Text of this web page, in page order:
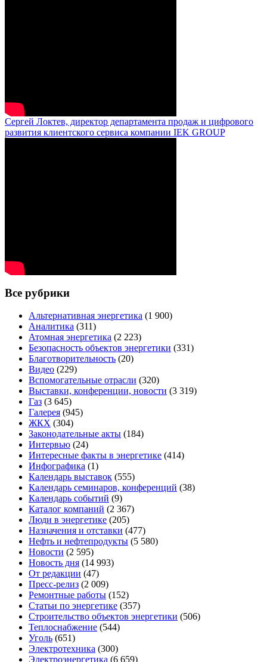
Сергей Локтев, директор департамента продаж и цифрового
развития клиентского сервиса компании IEK GROUP
Все рубрики
Альтернативная энергетика (1 900)
Аналитика (311)
Атомная энергетика (2 223)
Безопасность объектов энергетики (331)
Благотворительность (20)
Видео (229)
Вспомогательные отрасли (320)
Выставки, конференции, новости (3 319)
Газ (3 645)
Галерея (945)
ЖКХ (304)
Законодательные акты (184)
Интервью (24)
Интересные факты в энергетике (414)
Инфографика (1)
Календарь выставок (555)
Календарь семинаров, конференций (38)
Календарь событий (9)
Каталог компаний (2 367)
Люди в энергетике (205)
Назначения и отставки (477)
Нефть и нефтепродукты (5 580)
Новости (2 595)
Новость дня (14 993)
От редакции (47)
Пресс-релиз (2 009)
Ремонтные работы (152)
Статьи по энергетике (357)
Строительство объектов энергетики (506)
Теплоснабжение (544)
Уголь (651)
Электротехника (300)
Электроэнергетика (6 659)